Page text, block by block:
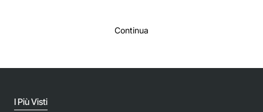
Continua
I Più Visti